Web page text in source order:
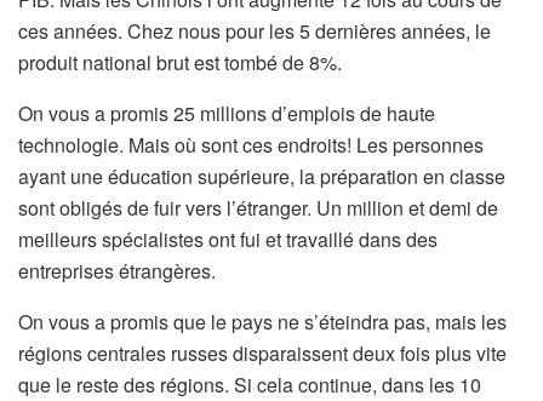
ces années. Chez nous pour les 5 dernières années, le
produit national brut est tombé de 8%.
On vous a promis 25 millions d’emplois de haute
technologie. Mais où sont ces endroits! Les personnes
ayant une éducation supérieure, la préparation en classe
sont obligés de fuir vers l’étranger. Un million et demi de
meilleurs spécialistes ont fui et travaillé dans des
entreprises étrangères.
On vous a promis que le pays ne s’éteindra pas, mais les
régions centrales russes disparaissent deux fois plus vite
que le reste des régions. Si cela continue, dans les 10